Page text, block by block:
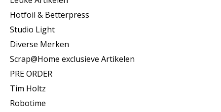
Hotfoil & Betterpress
Studio Light
Diverse Merken
Scrap@Home exclusieve Artikelen
PRE ORDER
Tim Holtz
Robotime